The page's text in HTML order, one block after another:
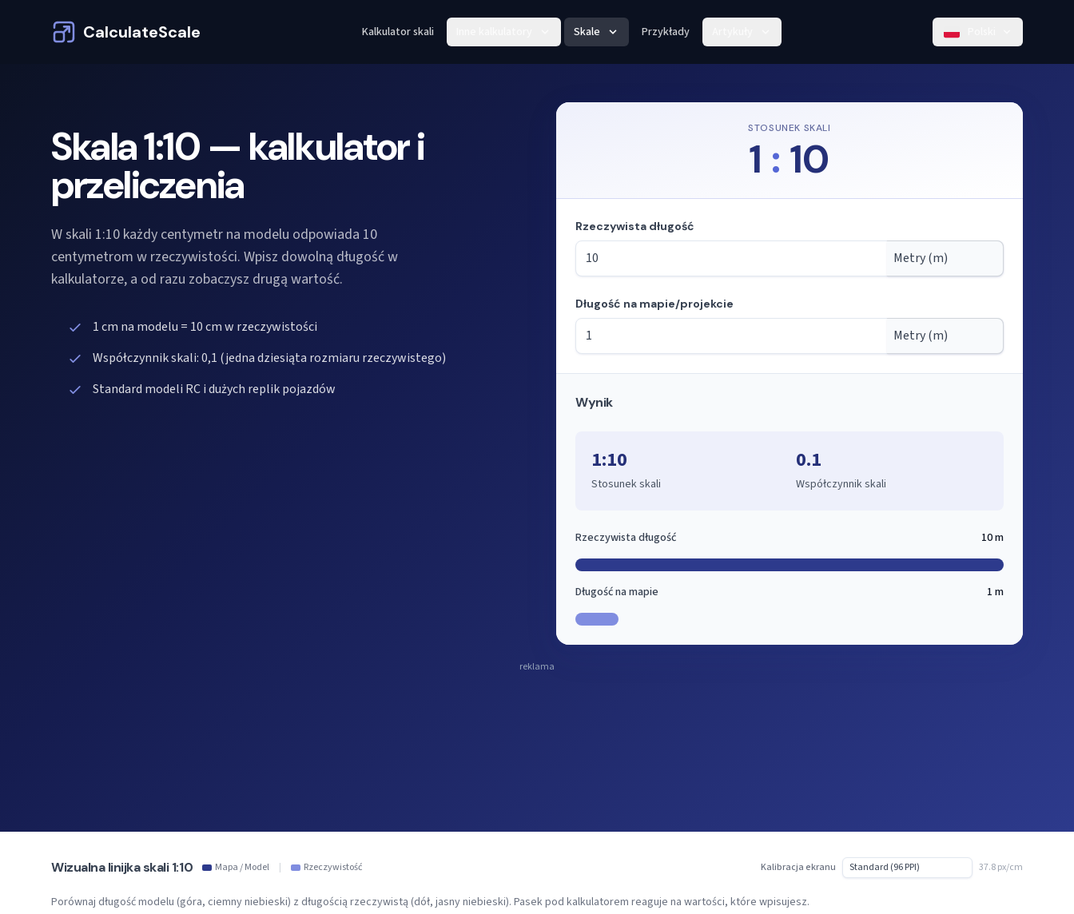
CalculateScale Kalkulator skali Skale Przykłady
Skala 1:10 — kalkulator i
przeliczenia
W skali 1:10 każdy centymetr na modelu odpowiada 10
centymetrom w rzeczywistości. Wpisz dowolną długość w
kalkulatorze, a od razu zobaczysz drugą wartość.
1 cm na modelu = 10 cm w rzeczywistości
Współczynnik skali: 0,1 (jedna dziesiąta rozmiaru rzeczywistego)
Standard modeli RC i dużych replik pojazdów
STOSUNEK SKALI
1 : 10
Tryb: obliczanie długości ze skali
Rzeczywista długość
Długość na mapie/projekcie
Wynik
1:10
Stosunek skali
0.1
Współczynnik skali
Rzeczywista długość 10 m
Długość na mapie 1 m
reklama
Wizualna linijka skali 1:10 Mapa / Model | Rzeczywistość Kalibracja ekranu 37.8 px/cm
Porównaj długość modelu (góra, ciemny niebieski) z długością rzeczywistą (dół, jasny niebieski). Pasek pod kalkulatorem reaguje na wartości, które wpisujesz.